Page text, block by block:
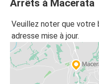
Pescara
Macerata
Foligno
Arrêts à Macerata
Veuillez noter que votre
adresse mise à jour.